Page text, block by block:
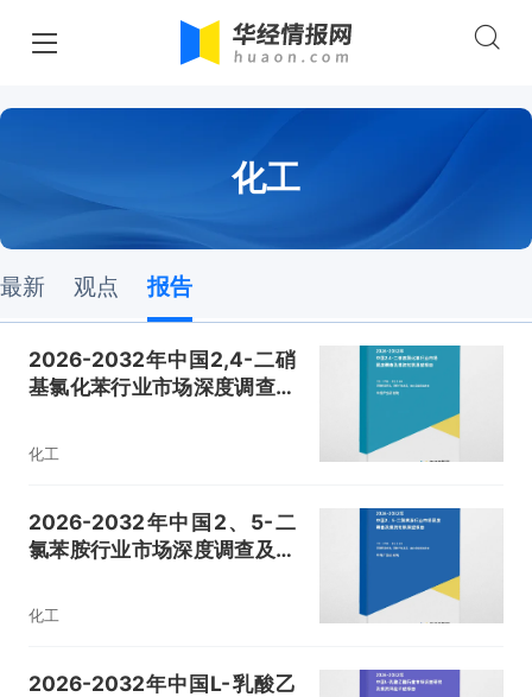
化工
最新 观点 报告
2026-2032年中国2,4-二硝
基氯化苯行业市场深度调查及
化工
2026-2032年中国2、5-二
氯苯胺行业市场深度调查及投
化工
2026-2032年中国L-乳酸乙